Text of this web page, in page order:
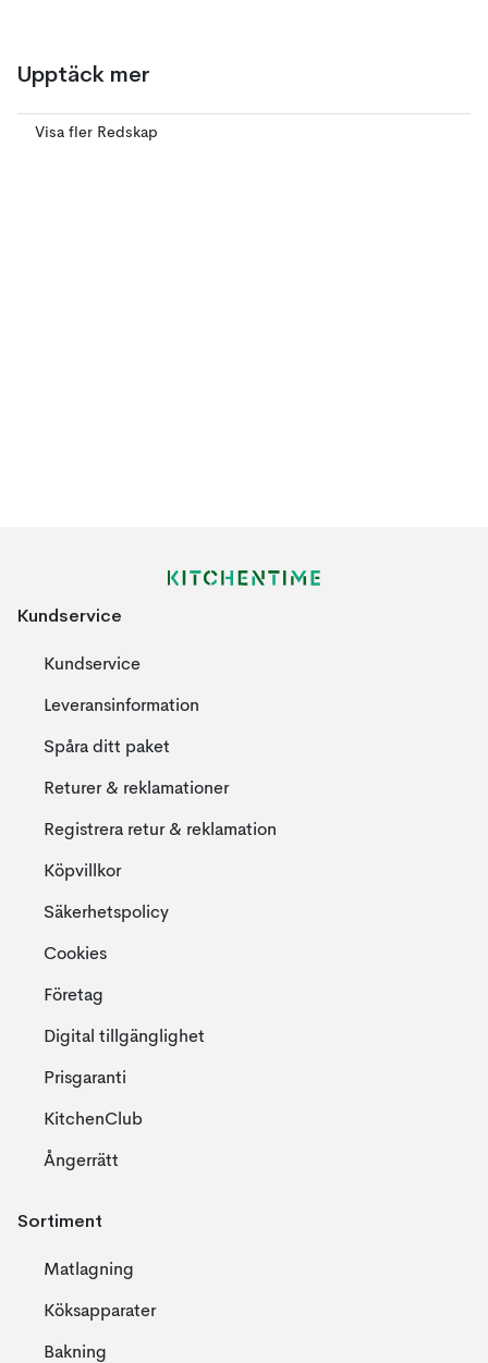
Upptäck mer
Visa fler Redskap
Kundservice
Kundservice
Leveransinformation
Spåra ditt paket
Returer & reklamationer
Registrera retur & reklamation
Köpvillkor
Säkerhetspolicy
Cookies
Företag
Digital tillgänglighet
Prisgaranti
KitchenClub
Ångerrätt
Sortiment
Matlagning
Köksapparater
Bakning